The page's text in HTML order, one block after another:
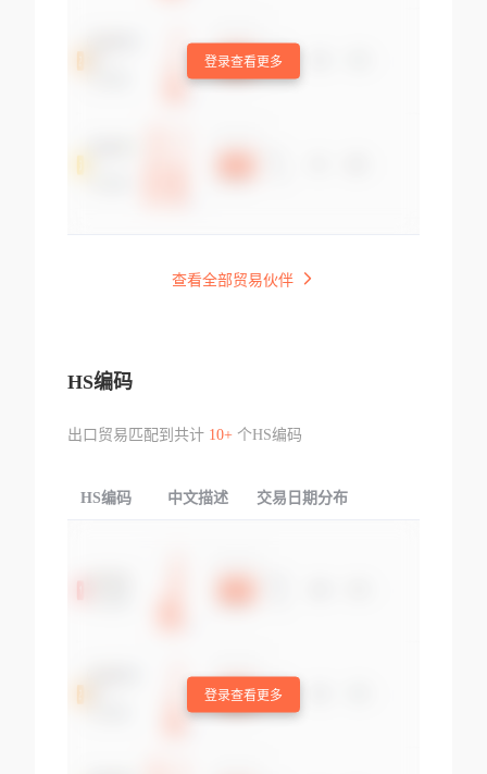
登录查看更多
查看全部贸易伙伴
HS编码
出口贸易匹配到共计 10+个HS编码
HS编码 中文描述 交易日期分布
登录查看更多